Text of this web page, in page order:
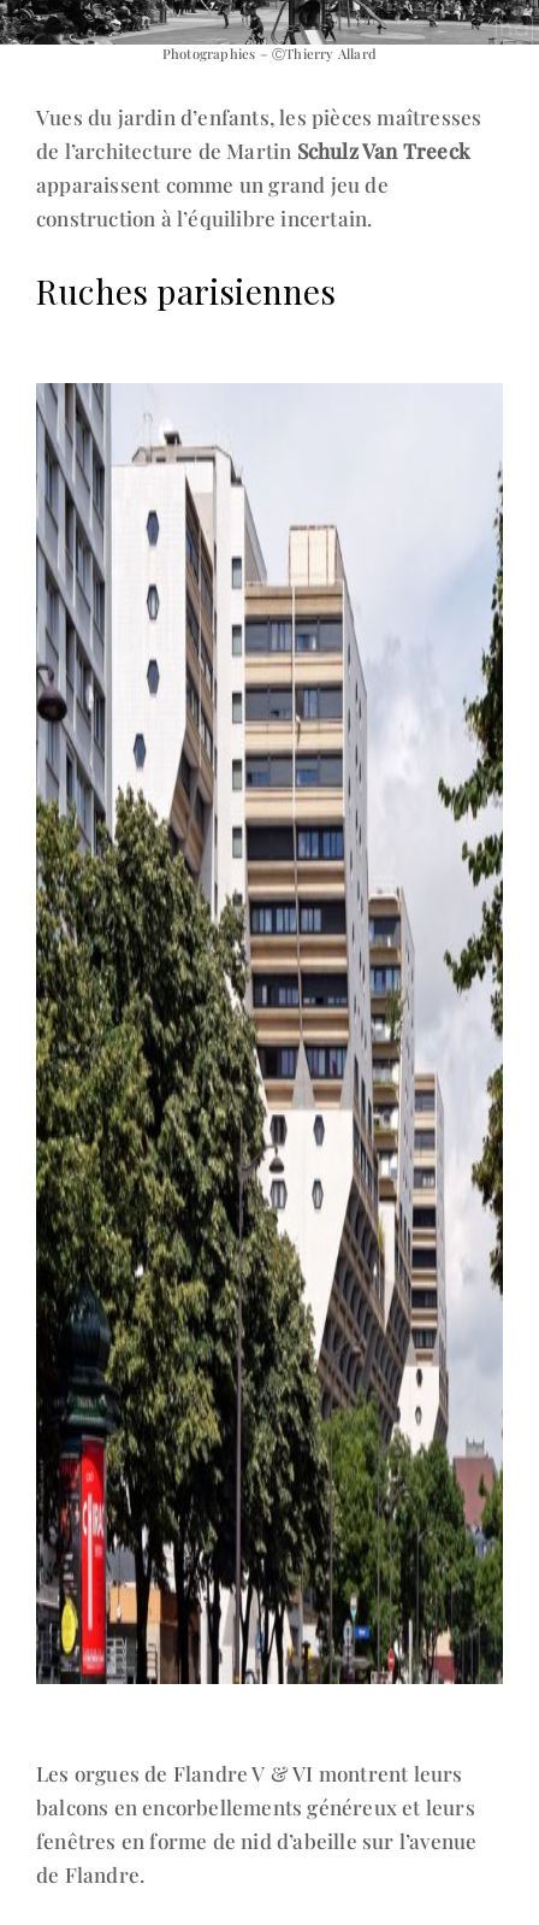
Photographies – ⒸThierry Allard
Vues du jardin d’enfants, les pièces maîtresses
de l’architecture de Martin Schulz Van Treeck
apparaissent comme un grand jeu de
construction à l’équilibre incertain.
Ruches parisiennes
Les orgues de Flandre V & VI montrent leurs
balcons en encorbellements généreux et leurs
fenêtres en forme de nid d’abeille sur l’avenue
de Flandre.